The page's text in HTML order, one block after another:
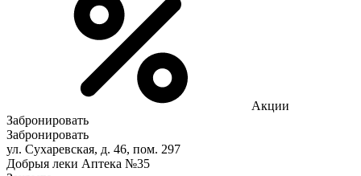
Акции
Забронировать
Забронировать
ул. Сухаревская, д. 46, пом. 297
Добрыя леки Аптека №35